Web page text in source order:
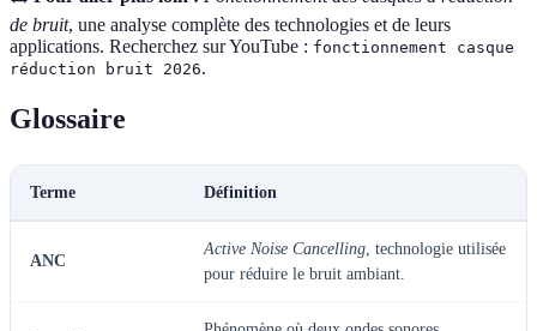
de bruit, une analyse complète des technologies et de leurs
applications. Recherchez sur YouTube : fonctionnement casque
réduction bruit 2026.
Glossaire
Terme Définition
ANC
Active Noise Cancelling , technologie utilisée
pour réduire le bruit ambiant.